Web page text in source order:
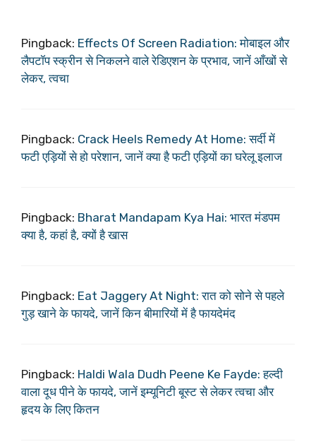
Pingback: Effects Of Screen Radiation: मोबाइल और
लैपटॉप स्क्रीन से निकलने वाले रेडिएशन के प्रभाव, जानें आँखों से
लेकर, त्वचा
Pingback: Crack Heels Remedy At Home: सर्दी में
फटी एड़ियों से हो परेशान, जानें क्या है फटी एड़ियों का घरेलू इलाज
Pingback: Bharat Mandapam Kya Hai: भारत मंडपम
क्या है, कहां है, क्यों है खास
Pingback: Eat Jaggery At Night: रात को सोने से पहले
गुड़ खाने के फायदे, जानें किन बीमारियों में है फायदेमंद
Pingback: Haldi Wala Dudh Peene Ke Fayde: हल्दी
वाला दूध पीने के फायदे, जानें इम्यूनिटी बूस्ट से लेकर त्वचा और
हृदय के लिए कितन